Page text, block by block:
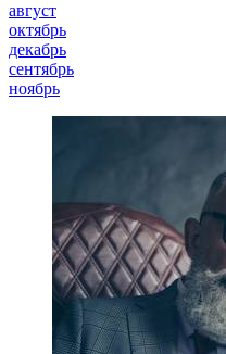
август
октябрь
декабрь
сентябрь
ноябрь